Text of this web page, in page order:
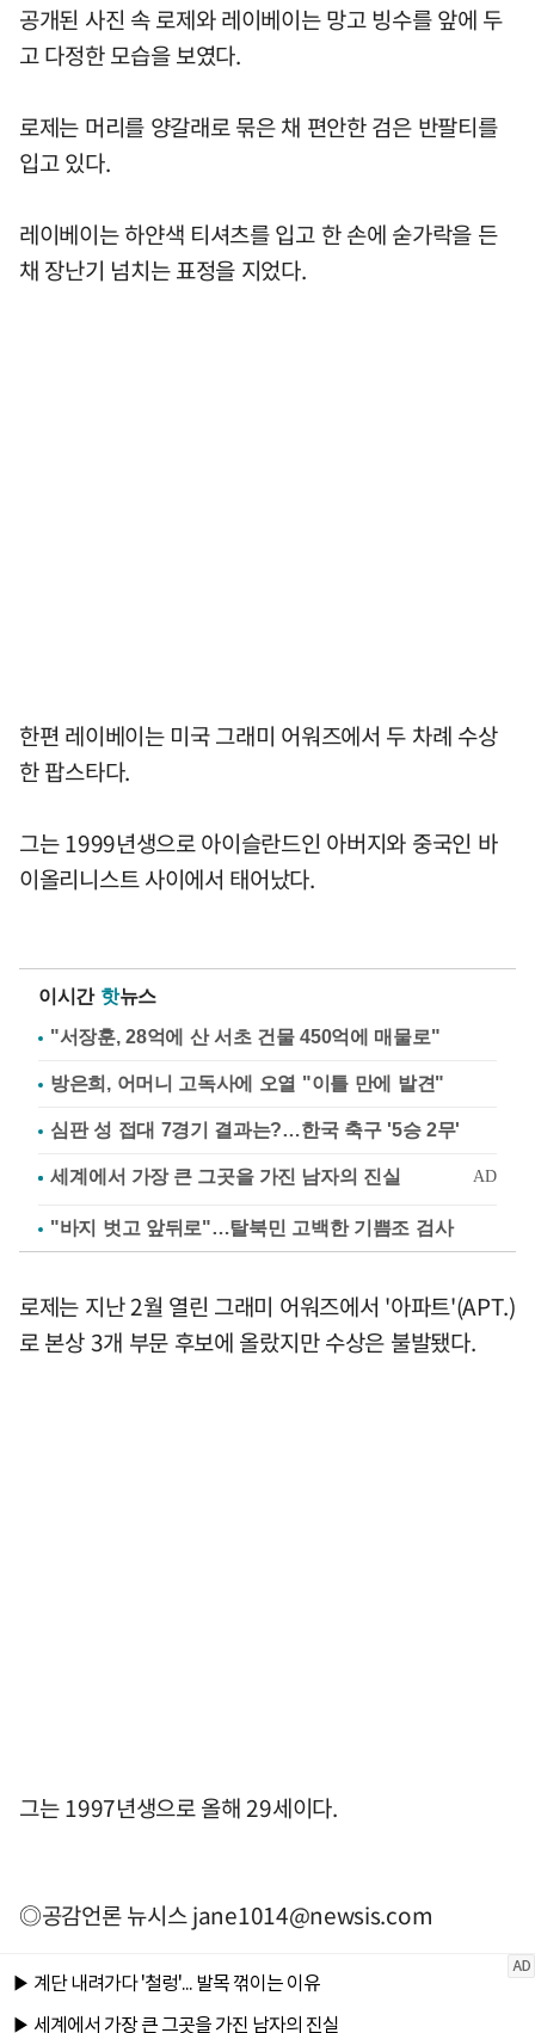
공개된 사진 속 로제와 레이베이는 망고 빙수를 앞에 두
고 다정한 모습을 보였다.
로제는 머리를 양갈래로 묶은 채 편안한 검은 반팔티를
입고 있다.
레이베이는 하얀색 티셔츠를 입고 한 손에 숟가락을 든
채 장난기 넘치는 표정을 지었다.
한편 레이베이는 미국 그래미 어워즈에서 두 차례 수상
한 팝스타다.
그는 1999년생으로 아이슬란드인 아버지와 중국인 바
이올리니스트 사이에서 태어났다.
이시간 핫뉴스
"서장훈, 28억에 산 서초 건물 450억에 매물로"
방은희, 어머니 고독사에 오열 "이틀 만에 발견"
심판 성 접대 7경기 결과는?…한국 축구 '5승 2무'
"바지 벗고 앞뒤로"…탈북민 고백한 기쁨조 검사
로제는 지난 2월 열린 그래미 어워즈에서 '아파트'(APT.)
로 본상 3개 부문 후보에 올랐지만 수상은 불발됐다.
그는 1997년생으로 올해 29세이다.
◎공감언론 뉴시스jane1014@newsis.com